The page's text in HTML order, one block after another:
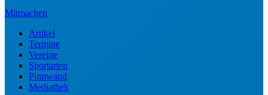
Mitmachen
Artikel
Termine
Vereine
Sportarten
Pinnwand
Mediathek